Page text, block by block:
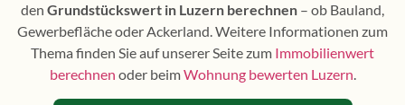
den Grundstückswert in Luzern berechnen – ob Bauland,
Gewerbefläche oder Ackerland. Weitere Informationen zum
Thema finden Sie auf unserer Seite zum Immobilienwert
berechnen oder beimWohnung bewerten Luzern.